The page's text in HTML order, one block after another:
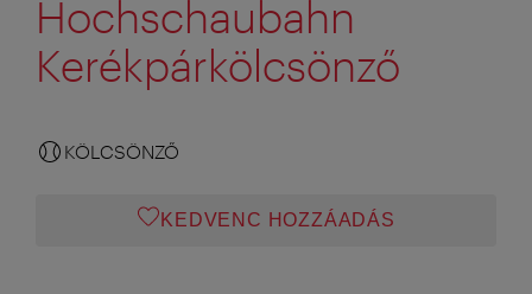
Hochschaubahn
Kerékpárkölcsönző
KÖLCSÖNZŐ
KEDVENC HOZZÁADÁS